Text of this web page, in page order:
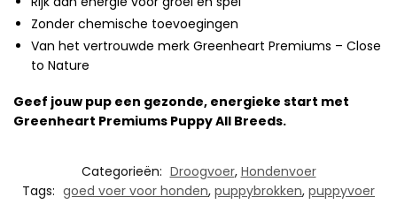
Zonder chemische toevoegingen
Van het vertrouwde merk Greenheart Premiums – Close
to Nature
Geef jouw pup een gezonde, energieke start met
Greenheart Premiums Puppy All Breeds.
Categorieën: Droogvoer, Hondenvoer
Tags: goed voer voor honden, puppybrokken, puppyvoer